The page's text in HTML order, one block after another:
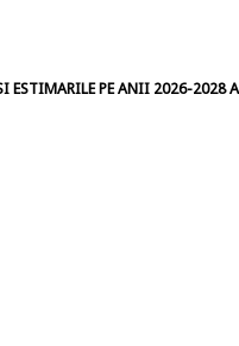
ESTIMARILE PE ANII 2026-2028